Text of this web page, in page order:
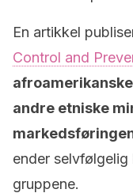
En artikkel
Control and
andre etniske
ender
gruppene.